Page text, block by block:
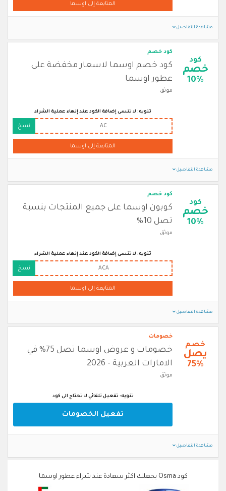
المتابعة إلى اوسما
مشاهدة التفاصيل
كود
خصم
10%
كود خصم
كود خصم اوسما لاسعار مخفضة على
عطور اوسما
موثق
تنويه: لا تنسى إضافة الكود عند إنهاء عملية الشراء
AC نسخ
المتابعة إلى اوسما
مشاهدة التفاصيل
كود
خصم
10%
كود خصم
كوبون اوسما على جميع المنتجات بنسبة
تصل 10%
موثق
تنويه: لا تنسى إضافة الكود عند إنهاء عملية الشراء
ACA نسخ
المتابعة إلى اوسما
مشاهدة التفاصيل
خصم
يصل
75%
خصومات
خصومات و عروض اوسما تصل 75% في
الامارات العربية - 2026
موثق
تنويه: تفعيل تلقائي لا تحتاج الى كود
تفعيل الخصومات
مشاهدة التفاصيل
كود Osma يجعلك اكثر سعادة عند شراء عطور اوسما